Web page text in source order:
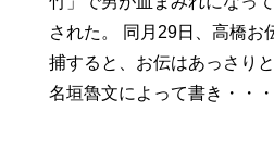
された。 同月29日、高橋お
捕すると、お伝はあっさり
名垣魯文によって書き・・・